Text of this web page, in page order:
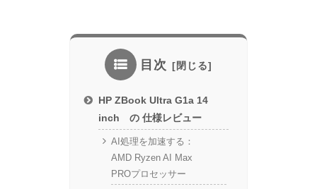
目次
HP ZBook Ultra G1a 14
inch の 仕様レビュー
AI処理を加速する：
AMD Ryzen AI Max
PROプロセッサー